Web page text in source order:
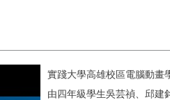
實踐大學高雄校區電腦動畫
由四年級學生吳芸禎、邱建